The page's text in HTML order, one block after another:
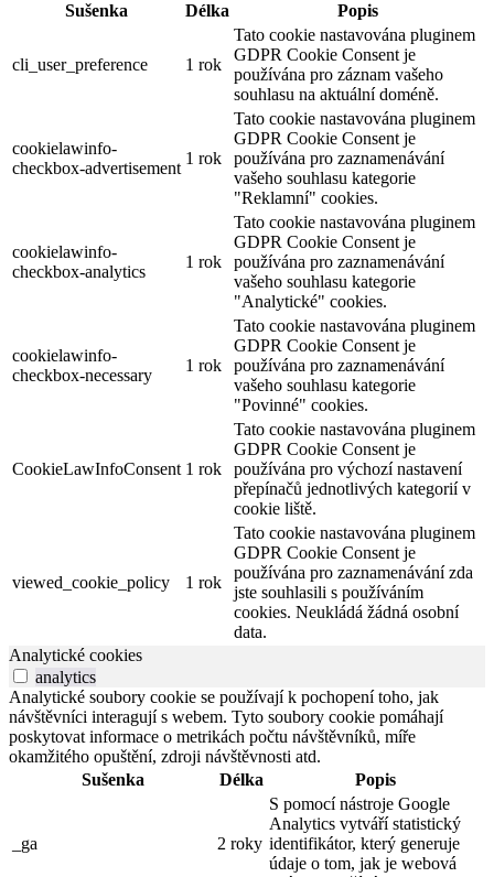
Sušenka
Délka Popis
cli_user_preference 1 rok
Tato cookie nastavována pluginem
GDPR Cookie Consent je
používána pro záznam vašeho
souhlasu na aktuální doméně.
cookielawinfo-
checkbox-advertisement
1 rok
Tato cookie nastavována pluginem
GDPR Cookie Consent je
používána pro zaznamenávání
vašeho souhlasu kategorie
"Reklamní" cookies.
cookielawinfo-
checkbox-analytics
1 rok
Tato cookie nastavována pluginem
GDPR Cookie Consent je
používána pro zaznamenávání
vašeho souhlasu kategorie
"Analytické" cookies.
cookielawinfo-
checkbox-necessary
1 rok
Tato cookie nastavována pluginem
GDPR Cookie Consent je
používána pro zaznamenávání
vašeho souhlasu kategorie
"Povinné" cookies.
CookieLawInfoConsent 1 rok
Tato cookie nastavována pluginem
GDPR Cookie Consent je
používána pro výchozí nastavení
přepínačů jednotlivých kategorií v
cookie liště.
viewed_cookie_policy 1 rok
Tato cookie nastavována pluginem
GDPR Cookie Consent je
používána pro zaznamenávání zda
jste souhlasili s používáním
cookies. Neukládá žádná osobní
data.
Analytické cookies
analytics
Analytické soubory cookie se používají k pochopení toho, jak
návštěvníci interagují s webem. Tyto soubory cookie pomáhají
poskytovat informace o metrikách počtu návštěvníků, míře
okamžitého opuštění, zdroji návštěvnosti atd.
Sušenka
Délka Popis
_ga 2 roky
S pomocí nástroje Google
Analytics vytváří statistický
identifikátor, který generuje
údaje o tom, jak je webová